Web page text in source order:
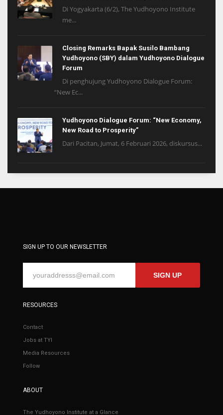
Di Yogyakarta (6/2), The Yudhoyono Institute
me...
Closing Remarks Bapak Susilo Bambang
Yudhoyono (SBY) dalam Yudhoyono Dialogue
Forum
Di penghujung Yudhoyono Dialogue Forum:
“New Ec...
Yudhoyono Dialogue Forum: “New Economy,
New Road to Prosperity”
Dari Pacitan, Jumat, 6 Februari 2026, diskursus...
SIGN UP TO OUR NEWSLETTER
SIGN UP
RESOURCES
Contact
Jobs at TYI
Media Resources
Follow
ABOUT
The Yudhoyono Institute at a Glance